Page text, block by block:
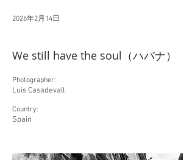
2026年2月14日
We still have the soul（ハバナ）
Photographer:
Luis Casadevall
Country:
Spain